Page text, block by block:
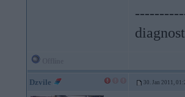
Dzvile 30. Jan 2011,